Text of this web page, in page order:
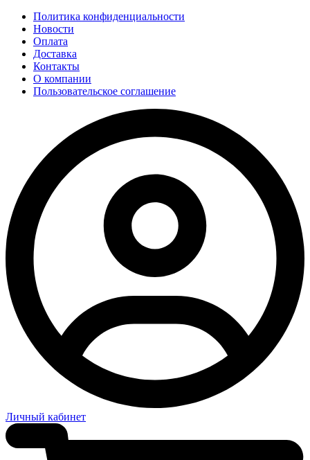
Политика конфиденциальности
Новости
Оплата
Доставка
Контакты
О компании
Пользовательское соглашение
Личный кабинет